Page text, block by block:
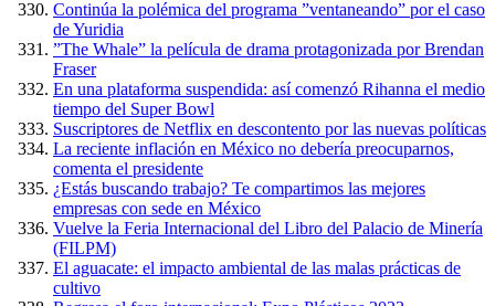
Continúa la polémica del programa ”ventaneando” por el caso
de Yuridia
”The Whale” la película de drama protagonizada por Brendan
Fraser
En una plataforma suspendida: así comenzó Rihanna el medio
tiempo del Super Bowl
Suscriptores de Netflix en descontento por las nuevas políticas
La reciente inflación en México no debería preocuparnos,
comenta el presidente
¿Estás buscando trabajo? Te compartimos las mejores
empresas con sede en México
Vuelve la Feria Internacional del Libro del Palacio de Minería
(FILPM)
El aguacate: el impacto ambiental de las malas prácticas de
cultivo